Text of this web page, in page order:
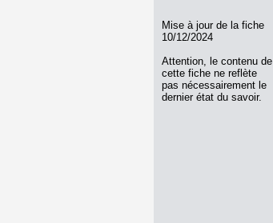
Mise à jour de la fiche
10/12/2024
Attention, le contenu de
cette fiche ne reflète
pas nécessairement le
dernier état du savoir.